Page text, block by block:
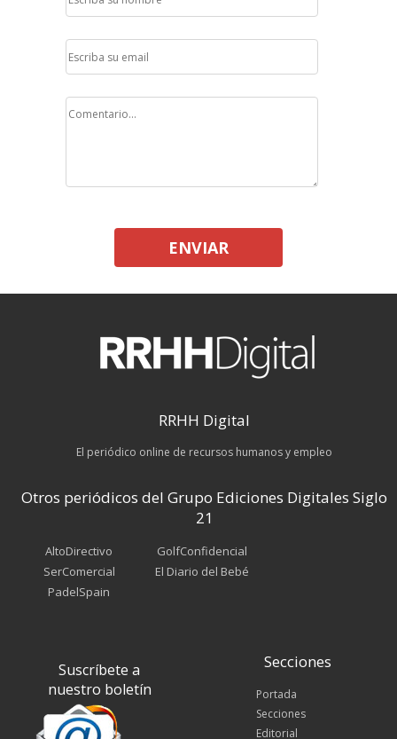
ENVIAR
RRHH Digital
El periódico online de recursos humanos y empleo
Otros periódicos del Grupo Ediciones Digitales Siglo
21
AltoDirectivo
SerComercial
PadelSpain
GolfConfidencial
El Diario del Bebé
Suscríbete a
nuestro boletín
Secciones
Portada
Secciones
Editorial